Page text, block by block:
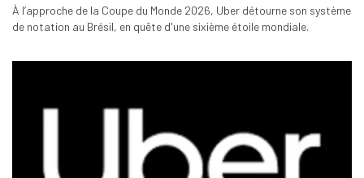
À l’approche de la Coupe du Monde 2026, Uber détourne son système
de notation au Brésil, en quête d'une sixième étoile mondiale.